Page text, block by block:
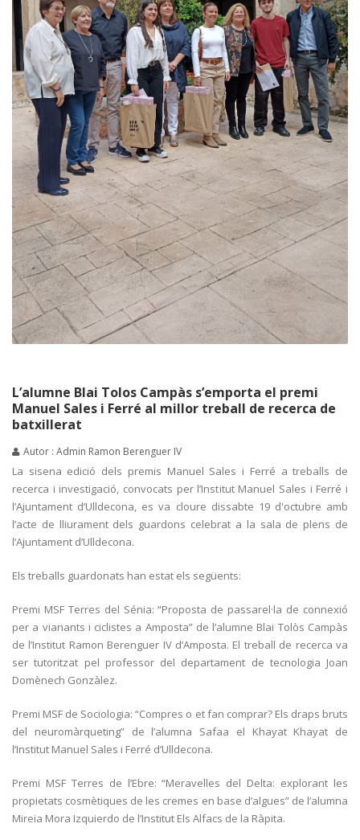
L’alumne Blai Tolos Campàs s’emporta el premi
Manuel Sales i Ferré al millor treball de recerca de
batxillerat
Autor : Admin Ramon Berenguer IV
La sisena edició dels premis Manuel Sales i Ferré a treballs de
recerca i investigació, convocats per l’Institut Manuel Sales i Ferré i
l’Ajuntament d’Ulldecona, es va cloure dissabte 19 d'octubre amb
l’acte de lliurament dels guardons celebrat a la sala de plens de
l’Ajuntament d’Ulldecona.
Els treballs guardonats han estat els següents:
Premi MSF Terres del Sénia: “Proposta de passarel·la de connexió
per a vianants i ciclistes a Amposta” de l’alumne Blai Tolòs Campàs
de l’Institut Ramon Berenguer IV d’Amposta. El treball de recerca va
ser tutoritzat pel professor del departament de tecnologia Joan
Domènech Gonzàlez.
Premi MSF de Sociologia: “Compres o et fan comprar? Els draps bruts
del neuromàrqueting” de l’alumna Safaa el Khayat Khayat de
l’Institut Manuel Sales i Ferré d’Ulldecona.
Premi MSF Terres de l’Ebre: “Meravelles del Delta: explorant les
propietats cosmètiques de les cremes en base d’algues” de l’alumna
Mireia Mora Izquierdo de l’Institut Els Alfacs de la Ràpita.